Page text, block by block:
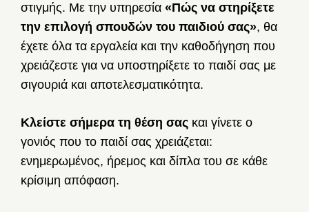
στιγμής. Με την υπηρεσία «Πώς να στηρίξετε
την επιλογή σπουδών του παιδιού σας», θα
έχετε όλα τα εργαλεία και την καθοδήγηση που
χρειάζεστε για να υποστηρίξετε το παιδί σας με
σιγουριά και αποτελεσματικότητα.
Κλείστε σήμερα τη θέση σαςκαι γίνετε ο
γονιός που το παιδί σας χρειάζεται:
ενημερωμένος, ήρεμος και δίπλα του σε κάθε
κρίσιμη απόφαση.